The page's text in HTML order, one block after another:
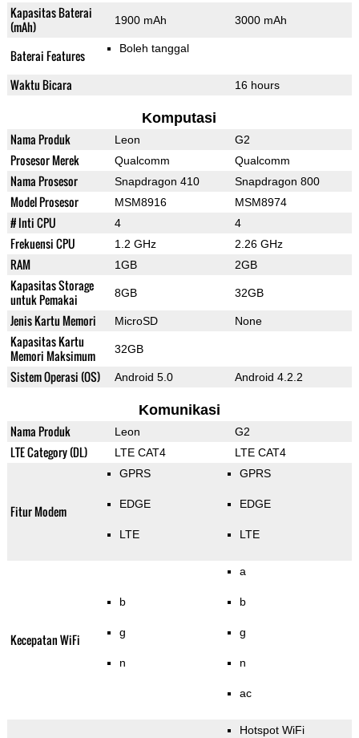
Kapasitas Baterai
(mAh)
1900 mAh 3000 mAh
Baterai Features Boleh tanggal
Waktu Bicara 16 hours
Komputasi
Nama Produk Leon G2
Prosesor Merek Qualcomm Qualcomm
Nama Prosesor Snapdragon 410 Snapdragon 800
Model Prosesor MSM8916 MSM8974
# Inti CPU 4 4
Frekuensi CPU 1.2 GHz 2.26 GHz
RAM 1GB 2GB
Kapasitas Storage
untuk Pemakai
8GB 32GB
Jenis Kartu Memori MicroSD None
Kapasitas Kartu
Memori Maksimum
32GB
Sistem Operasi (OS) Android 5.0 Android 4.2.2
Komunikasi
Nama Produk Leon G2
LTE Category (DL) LTE CAT4 LTE CAT4
Fitur Modem
GPRS
EDGE
LTE
GPRS
EDGE
LTE
Kecepatan WiFi
b
g
n
a
b
g
n
ac
Hotspot WiFi